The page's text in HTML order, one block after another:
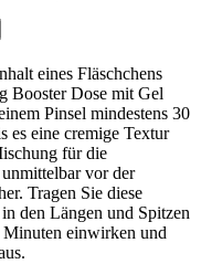
eines Fläschchens
Booster Dose mit Gel
Pinsel mindestens 30
es eine cremige Textur
für die
vor der
Tragen Sie diese
den Längen und Spitzen
Minuten einwirken und